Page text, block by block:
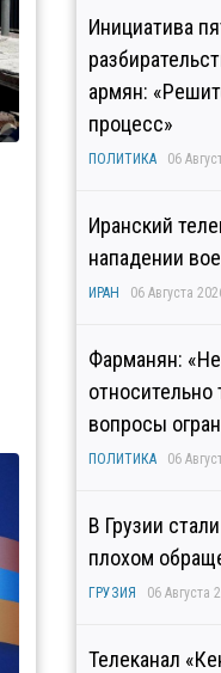
Инициатива
армян:
процесс»
ПОЛИТИКА 06
Иранский
нападении
ИРАН 06 Августа
Фарманян:
вопросы
ПОЛИТИКА 06
В Грузии
плохом
ГРУЗИЯ 06 Августа
Телеканал